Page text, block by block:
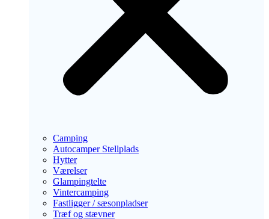
Camping
Autocamper Stellplads
Hytter
Værelser
Glampingtelte
Vintercamping
Fastligger / sæsonpladser
Træf og stævner